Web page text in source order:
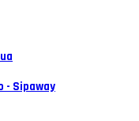
- Sipaway